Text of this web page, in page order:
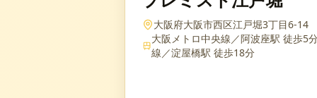
大阪府大阪市西区江戸堀3丁目6-14
大阪メトロ中央線／阿波座駅 徒歩5
線／淀屋橋駅 徒歩18分